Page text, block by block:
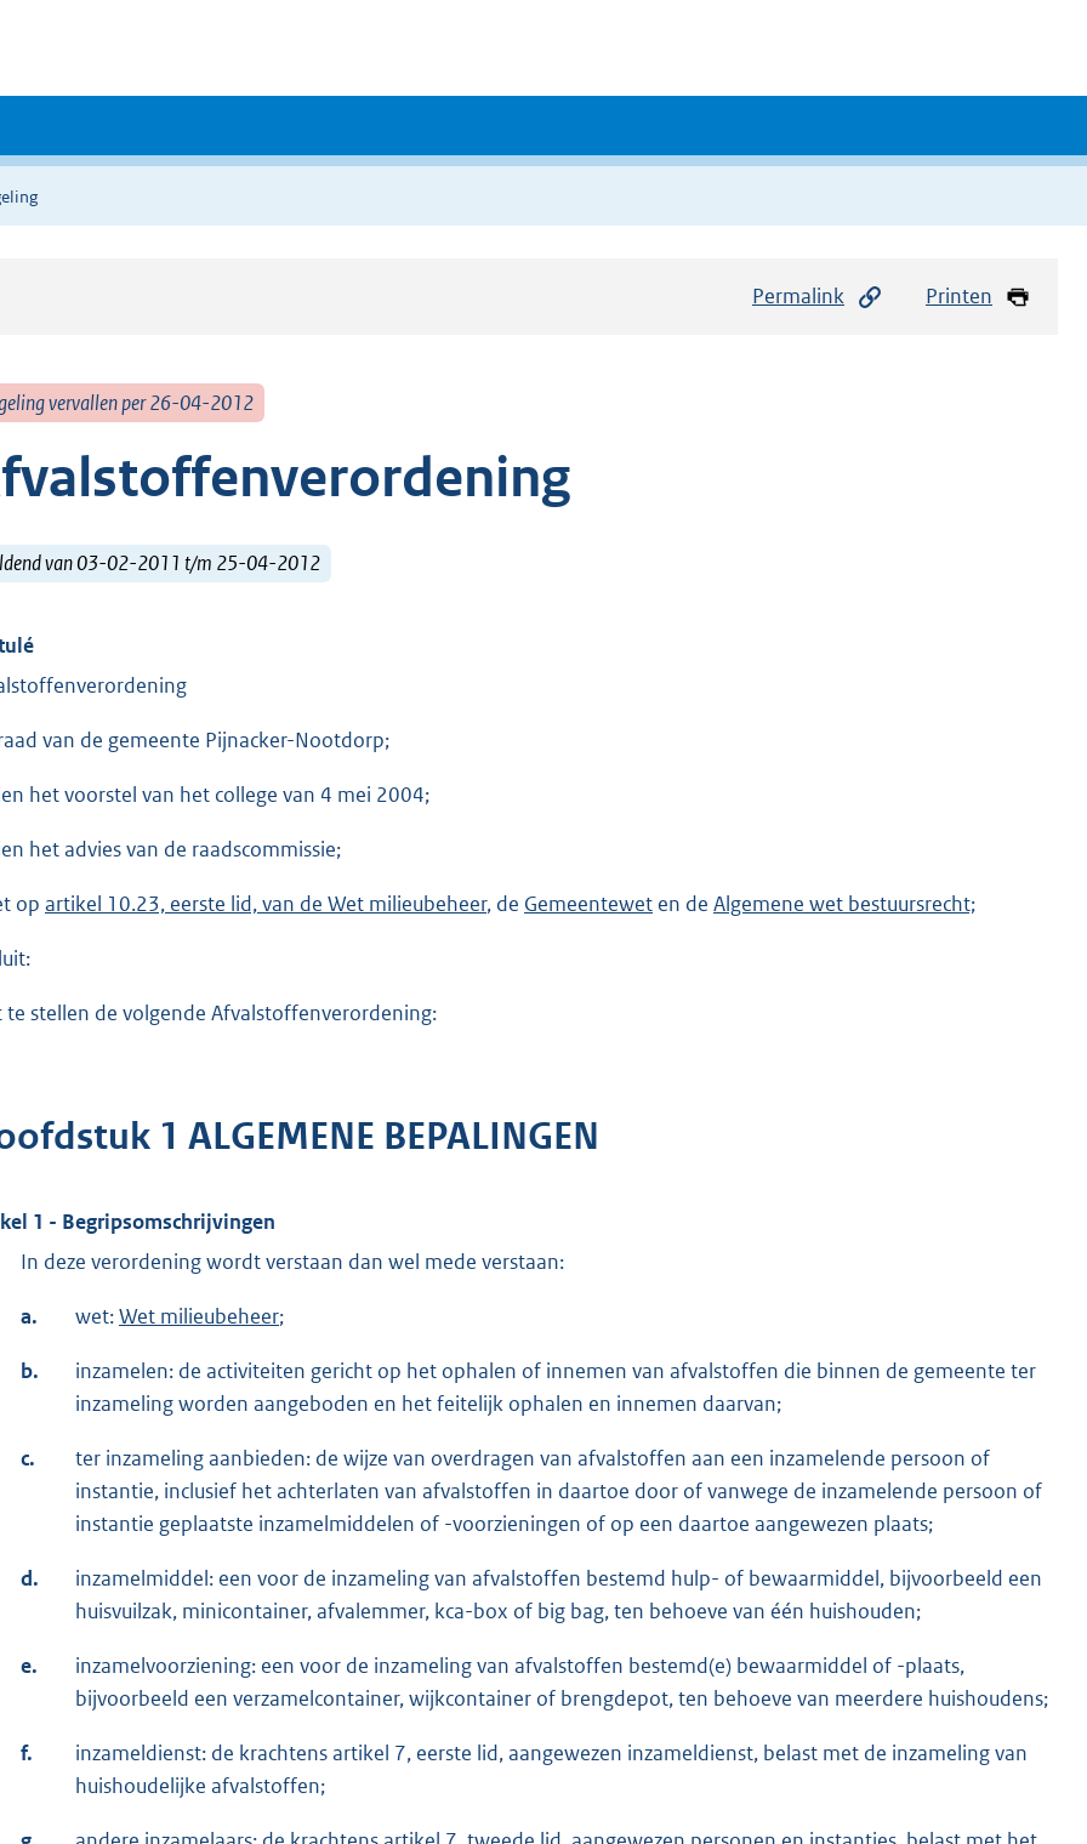
Permalink Printen
vervallen per 26-04-2012
van 03-02-2011 t/m 25-04-2012
van de gemeente Pijnacker-Nootdorp;
het voorstel van het college van 4 mei 2004;
het advies van de raadscommissie;
op artikel 10.23, eerste lid, van de Wet milieubeheer, de Gemeentewet en de Algemene wet bestuursrecht;
te stellen de volgende Afvalstoffenverordening:
1 ALGEMENE BEPALINGEN
1 - Begripsomschrijvingen
In deze verordening wordt verstaan dan wel mede verstaan:
a. wet:Wet milieubeheer;
b.
inzamelen: de activiteiten gericht op het ophalen of innemen van afvalstoffen die binnen de gemeente ter
inzameling worden aangeboden en het feitelijk ophalen en innemen daarvan;
c.
ter inzameling aanbieden: de wijze van overdragen van afvalstoffen aan een inzamelende persoon of
instantie, inclusief het achterlaten van afvalstoffen in daartoe door of vanwege de inzamelende persoon of
instantie geplaatste inzamelmiddelen of -voorzieningen of op een daartoe aangewezen plaats;
d.
inzamelmiddel: een voor de inzameling van afvalstoffen bestemd hulp- of bewaarmiddel, bijvoorbeeld een
huisvuilzak, minicontainer, afvalemmer, kca-box of big bag, ten behoeve van één huishouden;
e.
inzamelvoorziening: een voor de inzameling van afvalstoffen bestemd(e) bewaarmiddel of -plaats,
bijvoorbeeld een verzamelcontainer, wijkcontainer of brengdepot, ten behoeve van meerdere huishoudens;
f.
inzameldienst: de krachtens artikel 7, eerste lid, aangewezen inzameldienst, belast met de inzameling van
huishoudelijke afvalstoffen;